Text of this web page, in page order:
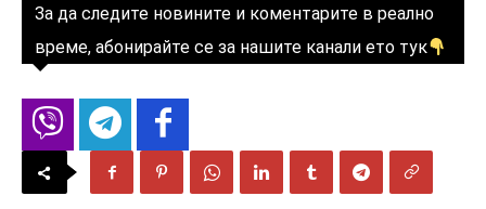
За да следите новините и коментарите в реално
време, абонирайте се за нашите канали ето тук